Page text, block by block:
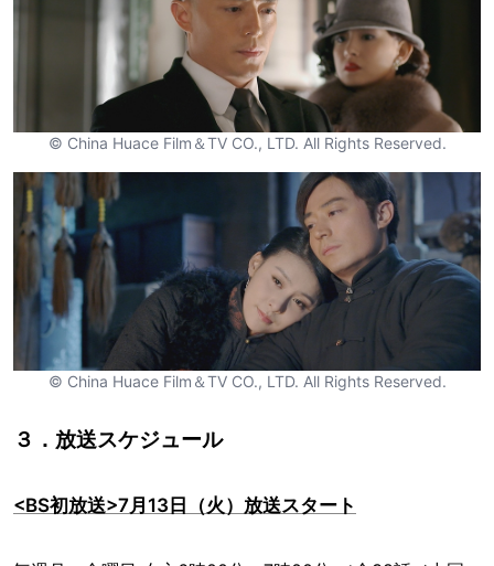
© China Huace Film＆TV CO., LTD. All Rights Reserved.
© China Huace Film＆TV CO., LTD. All Rights Reserved.
３．放送スケジュール
<BS初放送>7月13日（火）放送スタート